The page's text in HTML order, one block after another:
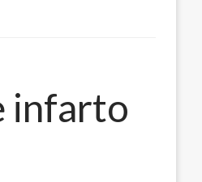
infarto